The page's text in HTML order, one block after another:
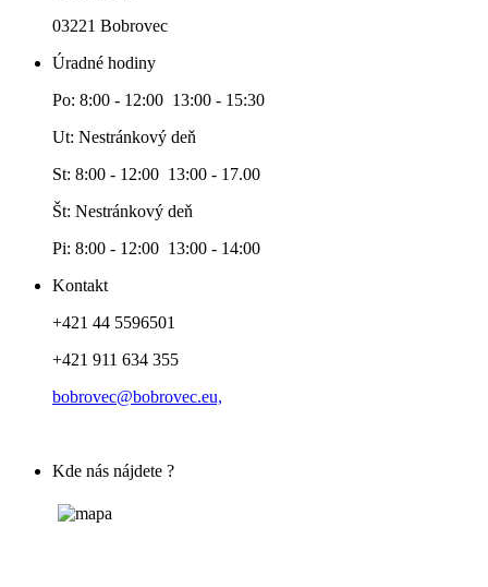
03221 Bobrovec
Úradné hodiny
Po: 8:00 - 12:00 13:00 - 15:30
Ut: Nestránkový deň
St: 8:00 - 12:00 13:00 - 17.00
Št: Nestránkový deň
Pi: 8:00 - 12:00 13:00 - 14:00
Kontakt
+421 44 5596501
+421 911 634 355
bobrovec@bobrovec.eu,
Kde nás nájdete ?